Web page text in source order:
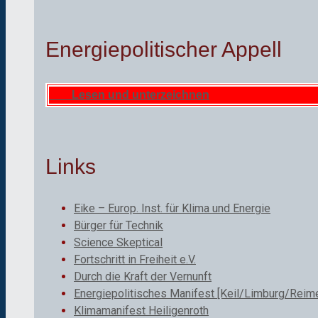
Energiepolitischer Appell
Lesen und unterzeichnen
Links
Eike – Europ. Inst. für Klima und Energie
Bürger für Technik
Science Skeptical
Fortschritt in Freiheit e.V.
Durch die Kraft der Vernunft
Energiepolitisches Manifest [Keil/Limburg/
Klimamanifest Heiligenroth